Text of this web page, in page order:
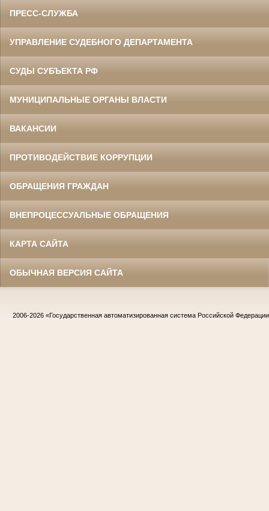
ПРЕСС-СЛУЖБА
УПРАВЛЕНИЕ СУДЕБНОГО ДЕПАРТАМЕНТА
СУДЫ СУБЪЕКТА РФ
МУНИЦИПАЛЬНЫЕ ОРГАНЫ ВЛАСТИ
ВАКАНСИИ
ПРОТИВОДЕЙСТВИЕ КОРРУПЦИИ
ОБРАЩЕНИЯ ГРАЖДАН
ВНЕПРОЦЕССУАЛЬНЫЕ ОБРАЩЕНИЯ
КАРТА САЙТА
ОБЫЧНАЯ ВЕРСИЯ САЙТА
2006-2026 «Государственная автоматизированная система Российской